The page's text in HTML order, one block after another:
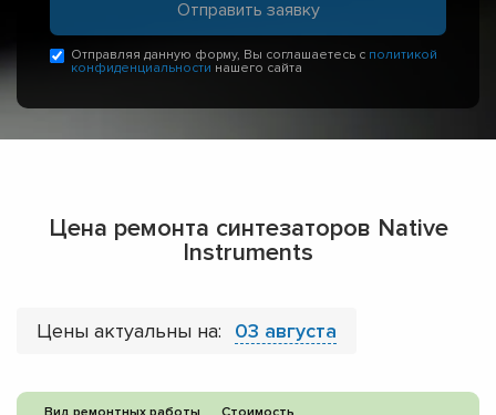
Отправляя данную форму, Вы соглашаетесь с политикой
конфиденциальности нашего сайта
Цена ремонта синтезаторов Native
Instruments
Цены актуальны на: 03 августа